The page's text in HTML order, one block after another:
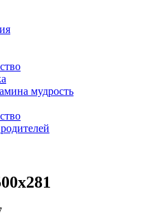
мудрость